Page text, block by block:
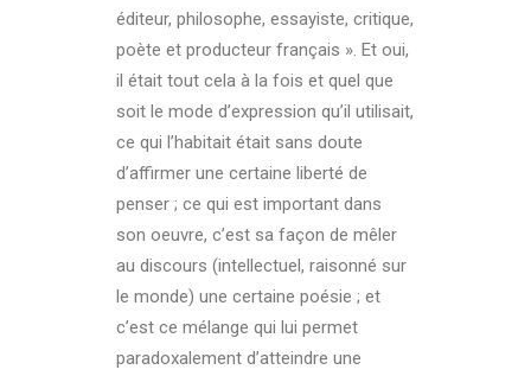
éditeur, philosophe, essayiste, critique,
poète et producteur français ». Et oui,
il était tout cela à la fois et quel que
soit le mode d’expression qu’il utilisait,
ce qui l’habitait était sans doute
d’affirmer une certaine liberté de
penser ; ce qui est important dans
son oeuvre, c’est sa façon de mêler
au discours (intellectuel, raisonné sur
le monde) une certaine poésie ; et
c’est ce mélange qui lui permet
paradoxalement d’atteindre une